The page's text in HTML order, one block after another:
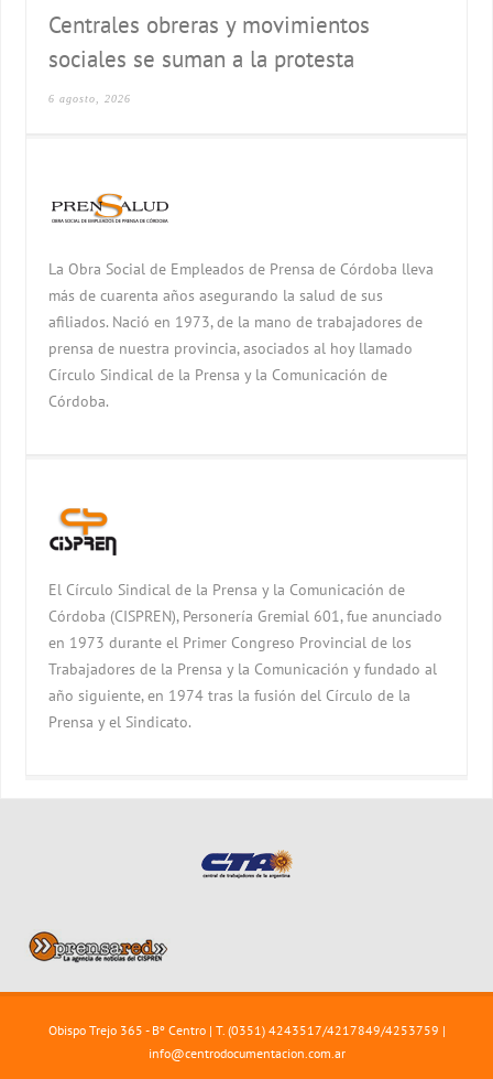
Centrales obreras y movimientos
sociales se suman a la protesta
6 agosto, 2026
La Obra Social de Empleados de Prensa de Córdoba lleva
más de cuarenta años asegurando la salud de sus
afiliados. Nació en 1973, de la mano de trabajadores de
prensa de nuestra provincia, asociados al hoy llamado
Círculo Sindical de la Prensa y la Comunicación de
Córdoba.
El Círculo Sindical de la Prensa y la Comunicación de
Córdoba (CISPREN), Personería Gremial 601, fue anunciado
en 1973 durante el Primer Congreso Provincial de los
Trabajadores de la Prensa y la Comunicación y fundado al
año siguiente, en 1974 tras la fusión del Círculo de la
Prensa y el Sindicato.
Obispo Trejo 365 - Bº Centro | T. (0351) 4243517/4217849/4253759 |
info@centrodocumentacion.com.ar